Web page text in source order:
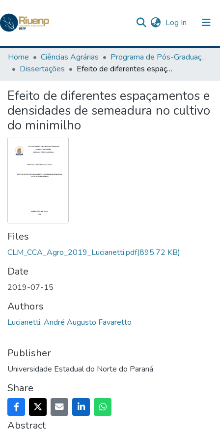
Log In (current)
Communities & Collections
Browse DSpace
Statistics
The Repository
Home Ciências Agrárias
Programa de Pós-Graduação em Agronomia
Dissertações
Efeito de diferentes espaçamentos e densidades de semeadura no cultivo do minimilho
Efeito de diferentes espaçamentos e
densidades de semeadura no cultivo
do minimilho
Files
CLM_CCA_Agro_2019_Lucianetti.pdf(895.72 KB)
Date
2019-07-15
Authors
Lucianetti, André Augusto Favaretto
Publisher
Universidade Estadual do Norte do Paraná
Share
Abstract